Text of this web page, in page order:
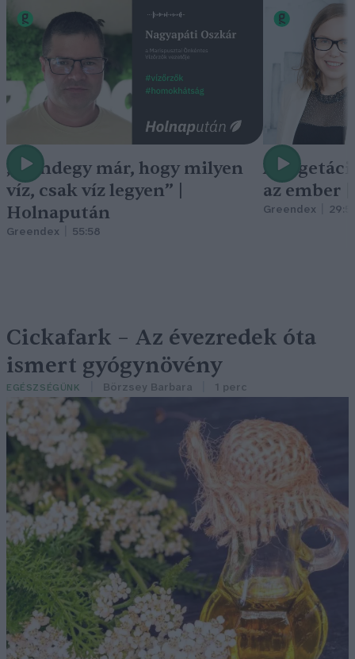
„Mindegy már, hogy milyen
víz, csak víz legyen” |
Holnapután
Greendex 55:58
A
az ember
Greendex
Cickafark – Az évezredek óta
ismert gyógynövény
EGÉSZSÉGÜNK Börzsey Barbara 1 perc